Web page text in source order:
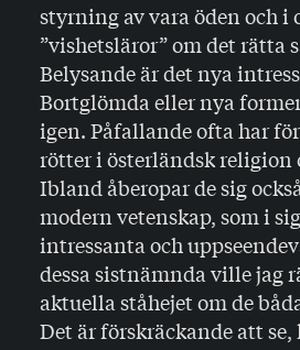
styrning av vara öden och i
”vishetsläror” om det rätta
Belysande är det nya
Bortglömda eller nya
igen. Påfallande ofta har
rötter i österländsk religion
Ibland åberopar de sig
modern vetenskap, som i
intressanta och
dessa sistnämnda ville jag
aktuella ståhejet om de
Det är förskräckande att